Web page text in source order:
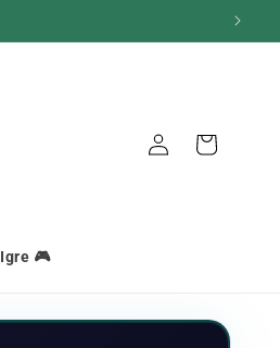
Igre 🎮
Veza Košara